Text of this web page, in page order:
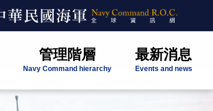
管理階層
Navy Command hierarchy
最新消息
Events and news